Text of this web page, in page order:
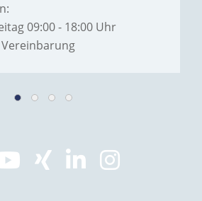
09:00 - 18:00 Uhr